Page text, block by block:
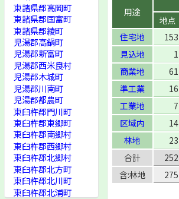
用途
地点
住宅地
153
見込地
1
商業地
61
準工業
16
工業地
7
区域内
14
林地
23
合計
252
含:林地
275
東諸県郡高岡町
東諸県郡国富町
東諸県郡綾町
児湯郡高鍋町
児湯郡新富町
児湯郡西米良村
児湯郡木城町
児湯郡川南町
児湯郡都農町
東臼杵郡門川町
東臼杵郡東郷町
東臼杵郡南郷村
東臼杵郡西郷村
東臼杵郡北郷村
東臼杵郡北方町
東臼杵郡北川町
東臼杵郡北浦町